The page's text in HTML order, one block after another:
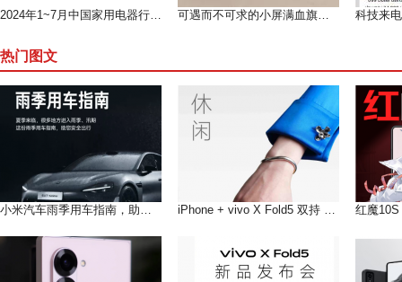
2024年1~7月中国家用电器行业运行形势分析（上） 可遇而不可求的小屏满血旗舰--魅族 18测评
热门图文
小米汽车雨季用车指南，助您在雨季安全出行 iPhone + vivo X Fold5 双持 以长补短互联互通双倍快乐!